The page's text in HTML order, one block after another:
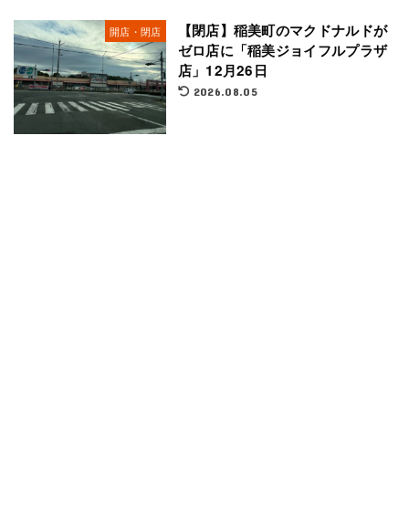
開店・閉店
【閉店】稲美町のマクドナルドが
ゼロ店に「稲美ジョイフルプラザ
店」12月26日
2026.08.05